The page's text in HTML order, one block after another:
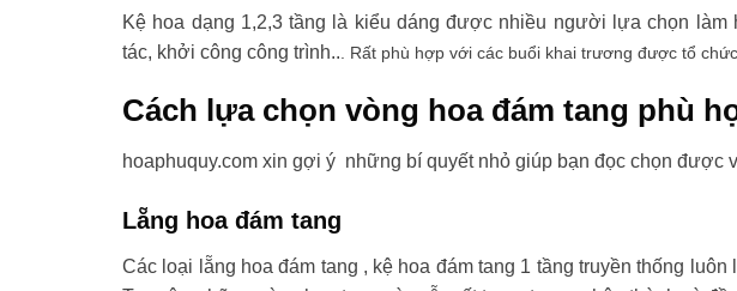
Kệ hoa dạng 1,2,3 tầng là kiểu dáng được nhiều người lựa chọn
tác, khởi công công trình.. . Rất phù hợp với các buổi khai trương được tổ
Cách lựa chọn vòng hoa đám tang phù
hoaphuquy.com xin gợi ý những bí quyết nhỏ giúp bạn đọc chọn được
Lẵng hoa đám tang
Các loại lẵng hoa đám tang , kệ hoa đám tang 1 tầng truyền thống